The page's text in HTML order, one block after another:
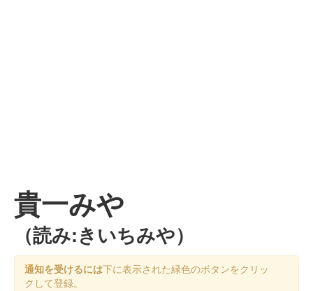
貴一みや
（読み:きいちみや）
通知を受けるには下に表示された緑色のボタンをクリッ
クして登録。